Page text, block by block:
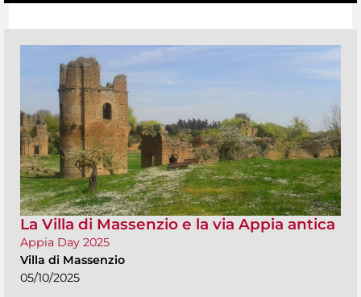
La Villa di Massenzio e la via Appia antica
Appia Day 2025
Villa di Massenzio
05/10/2025